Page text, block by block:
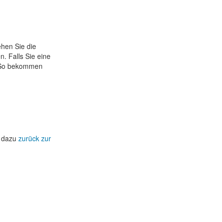
Sie die
Falls Sie eine
bekommen
zurück zur